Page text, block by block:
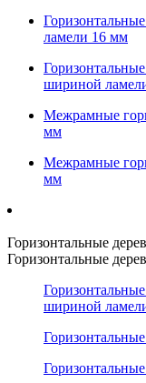
ламели 16 мм
шириной
Межрамные
мм
Межрамные
мм
Горизонтальные
Горизонтальные
шириной